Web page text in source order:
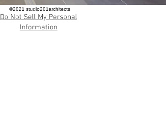
​©︎2021 studio201architects
Do Not Sell My Personal
Information